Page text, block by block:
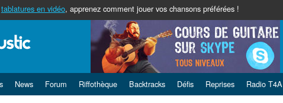
tablatures en vidéo, apprenez comment jouer vos chansons préférées !
News Forum Riffothèque Backtracks Défis Reprises Radio T4A